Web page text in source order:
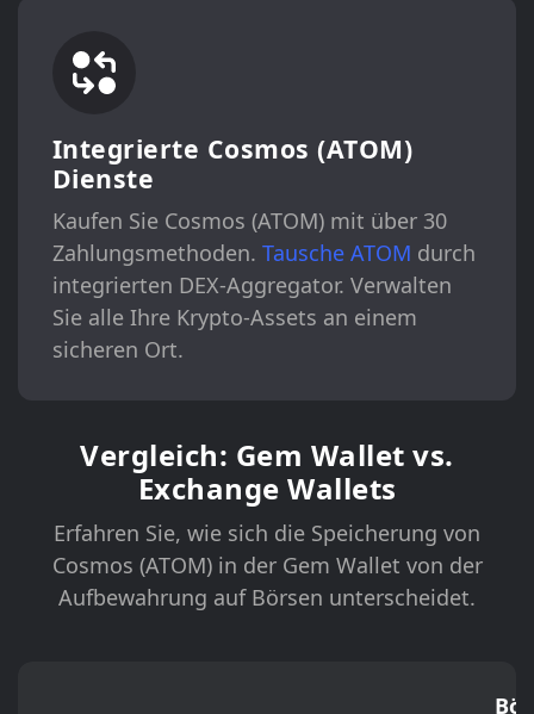
Integrierte Cosmos (ATOM)
Dienste
Kaufen Sie Cosmos (ATOM) mit über 30
Zahlungsmethoden. Tausche ATOM durch
integrierten DEX-Aggregator. Verwalten
Sie alle Ihre Krypto-Assets an einem
sicheren Ort.
Vergleich: Gem Wallet vs.
Exchange Wallets
Erfahren Sie, wie sich die Speicherung von
Cosmos (ATOM) in der Gem Wallet von der
Aufbewahrung auf Börsen unterscheidet.